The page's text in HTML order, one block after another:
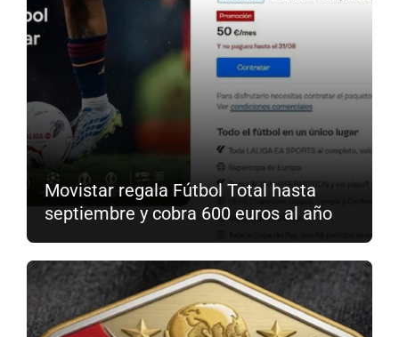
Movistar regala Fútbol Total hasta
septiembre y cobra 600 euros al año